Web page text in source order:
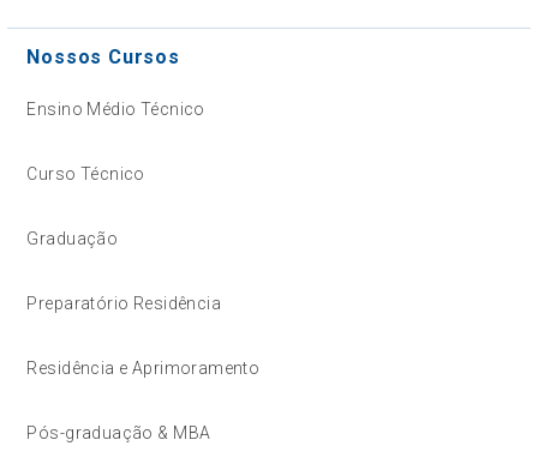
Nossos Cursos
Ensino Médio Técnico
Curso Técnico
Graduação
Preparatório Residência
Residência e Aprimoramento
Pós-graduação & MBA